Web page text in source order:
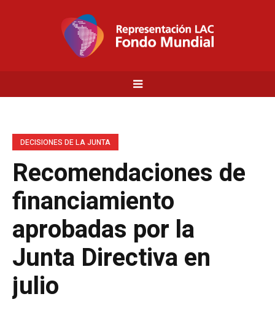
DECISIONES DE LA JUNTA
Recomendaciones de
financiamiento
aprobadas por la
Junta Directiva en
julio